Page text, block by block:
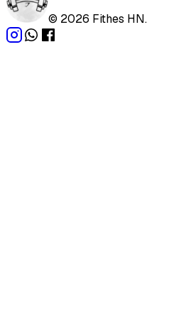
© 2026 Fithes HN.